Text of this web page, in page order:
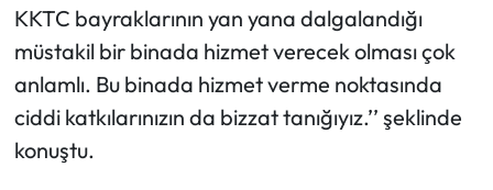
KKTC bayraklarının yan yana dalgalandığı
müstakil bir binada hizmet verecek olması çok
anlamlı. Bu binada hizmet verme noktasında
ciddi katkılarınızın da bizzat tanığıyız.’’ şeklinde
konuştu.